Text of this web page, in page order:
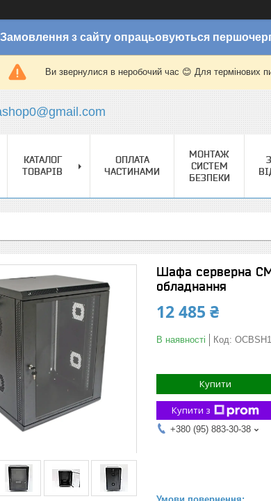
Замовлення з сайту опрацьовуються
Ви звернулися в неробочий час 😊 Для термінових
КАТАЛОГ
ТОВАРІВ
ОПЛАТА
ЧАСТИНАМИ
МОНТАЖ
СИСТЕМ
БЕЗПЕКИ
Шафа серверна
обладнання
12 485 ₴
В наявності Код:
Купити
Купити з
+380 (95) 883-30-38